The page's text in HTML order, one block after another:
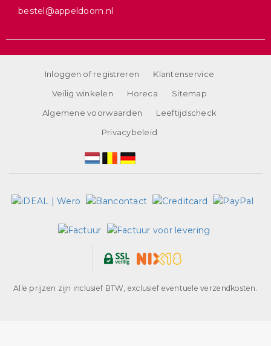
bestel@appeldoorn.nl
Inloggen of registreren
Klantenservice
Veilig winkelen
Horeca
Sitemap
Algemene voorwaarden
Leeftijdscheck
Privacybeleid
Alle prijzen zijn inclusief BTW, exclusief eventuele verzendkosten.